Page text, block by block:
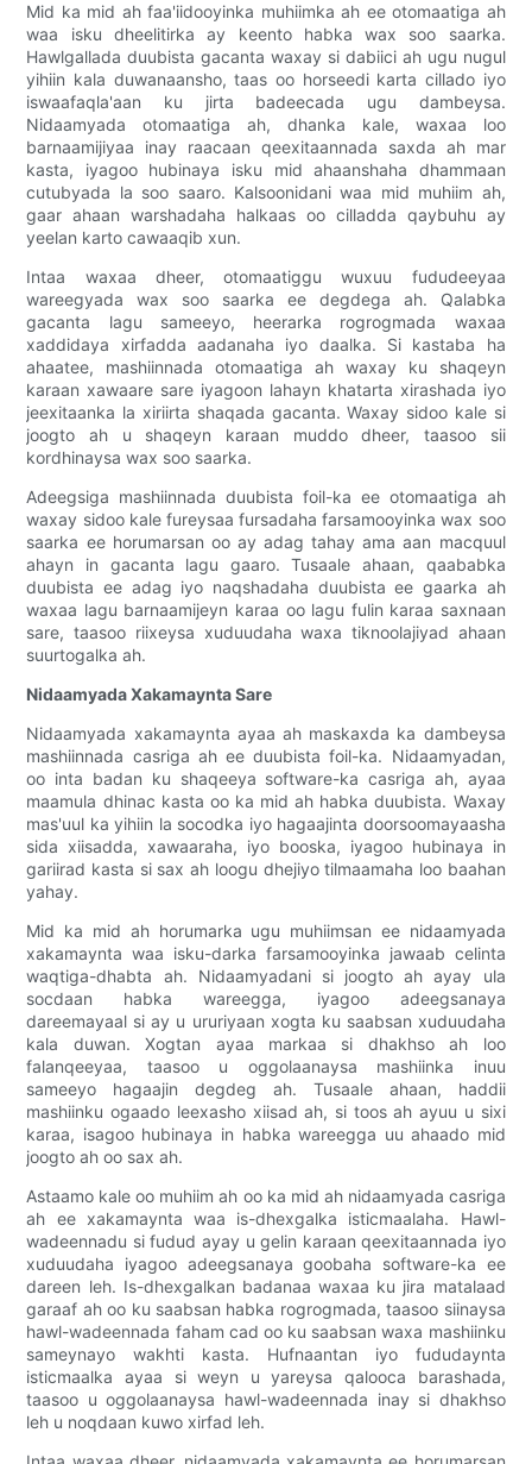
Mid ka mid ah faa'iidooyinka muhiimka ah ee otomaatiga ah
waa isku dheelitirka ay keento habka wax soo saarka.
Hawlgallada duubista gacanta waxay si dabiici ah ugu nugul
yihiin kala duwanaansho, taas oo horseedi karta cillado iyo
iswaafaqla'aan ku jirta badeecada ugu dambeysa.
Nidaamyada otomaatiga ah, dhanka kale, waxaa loo
barnaamijiyaa inay raacaan qeexitaannada saxda ah mar
kasta, iyagoo hubinaya isku mid ahaanshaha dhammaan
cutubyada la soo saaro. Kalsoonidani waa mid muhiim ah,
gaar ahaan warshadaha halkaas oo cilladda qaybuhu ay
yeelan karto cawaaqib xun.
Intaa waxaa dheer, otomaatiggu wuxuu fududeeyaa
wareegyada wax soo saarka ee degdega ah. Qalabka
gacanta lagu sameeyo, heerarka rogrogmada waxaa
xaddidaya xirfadda aadanaha iyo daalka. Si kastaba ha
ahaatee, mashiinnada otomaatiga ah waxay ku shaqeyn
karaan xawaare sare iyagoon lahayn khatarta xirashada iyo
jeexitaanka la xiriirta shaqada gacanta. Waxay sidoo kale si
joogto ah u shaqeyn karaan muddo dheer, taasoo sii
kordhinaysa wax soo saarka.
Adeegsiga mashiinnada duubista foil-ka ee otomaatiga ah
waxay sidoo kale fureysaa fursadaha farsamooyinka wax soo
saarka ee horumarsan oo ay adag tahay ama aan macquul
ahayn in gacanta lagu gaaro. Tusaale ahaan, qaababka
duubista ee adag iyo naqshadaha duubista ee gaarka ah
waxaa lagu barnaamijeyn karaa oo lagu fulin karaa saxnaan
sare, taasoo riixeysa xuduudaha waxa tiknoolajiyad ahaan
suurtogalka ah.
Nidaamyada Xakamaynta Sare
Nidaamyada xakamaynta ayaa ah maskaxda ka dambeysa
mashiinnada casriga ah ee duubista foil-ka. Nidaamyadan,
oo inta badan ku shaqeeya software-ka casriga ah, ayaa
maamula dhinac kasta oo ka mid ah habka duubista. Waxay
mas'uul ka yihiin la socodka iyo hagaajinta doorsoomayaasha
sida xiisadda, xawaaraha, iyo booska, iyagoo hubinaya in
gariirad kasta si sax ah loogu dhejiyo tilmaamaha loo baahan
yahay.
Mid ka mid ah horumarka ugu muhiimsan ee nidaamyada
xakamaynta waa isku-darka farsamooyinka jawaab celinta
waqtiga-dhabta ah. Nidaamyadani si joogto ah ayay ula
socdaan habka wareegga, iyagoo adeegsanaya
dareemayaal si ay u ururiyaan xogta ku saabsan xuduudaha
kala duwan. Xogtan ayaa markaa si dhakhso ah loo
falanqeeyaa, taasoo u oggolaanaysa mashiinka inuu
sameeyo hagaajin degdeg ah. Tusaale ahaan, haddii
mashiinku ogaado leexasho xiisad ah, si toos ah ayuu u sixi
karaa, isagoo hubinaya in habka wareegga uu ahaado mid
joogto ah oo sax ah.
Astaamo kale oo muhiim ah oo ka mid ah nidaamyada casriga
ah ee xakamaynta waa is-dhexgalka isticmaalaha. Hawl-
wadeennadu si fudud ayay u gelin karaan qeexitaannada iyo
xuduudaha iyagoo adeegsanaya goobaha software-ka ee
dareen leh. Is-dhexgalkan badanaa waxaa ku jira matalaad
garaaf ah oo ku saabsan habka rogrogmada, taasoo siinaysa
hawl-wadeennada faham cad oo ku saabsan waxa mashiinku
sameynayo wakhti kasta. Hufnaantan iyo fududaynta
isticmaalka ayaa si weyn u yareysa qalooca barashada,
taasoo u oggolaanaysa hawl-wadeennada inay si dhakhso
leh u noqdaan kuwo xirfad leh.